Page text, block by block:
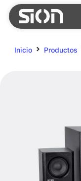
Inicio Productos